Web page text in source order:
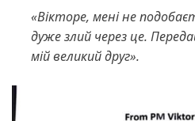
«Вікторе, мені не
дуже злий через це.
мій великий друг».